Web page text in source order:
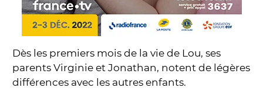
Dès les premiers mois de la vie de Lou, ses
parents Virginie et Jonathan, notent de légères
différences avec les autres enfants.